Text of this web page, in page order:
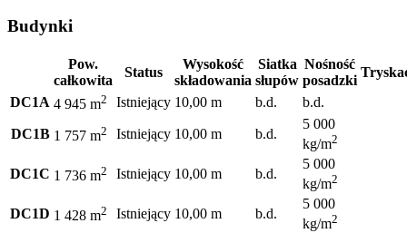
Budynki
Pow.
całkowita
Status
Wysokość
składowania
Siatka
słupów
Nośność
posadzki
DC1A 4 945 m2 Istniejący 10,00 m b.d. b.d.
DC1B 1 757 m2 Istniejący 10,00 m b.d.
5 000
kg/m2
DC1C 1 736 m2 Istniejący 10,00 m b.d.
5 000
kg/m2
DC1D 1 428 m2 Istniejący 10,00 m b.d.
5 000
kg/m2